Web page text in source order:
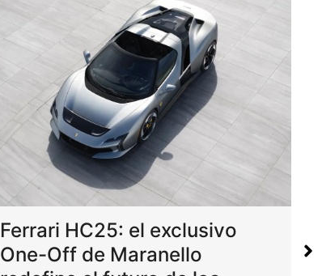
Ferrari HC25: el exclusivo
One-Off de Maranello